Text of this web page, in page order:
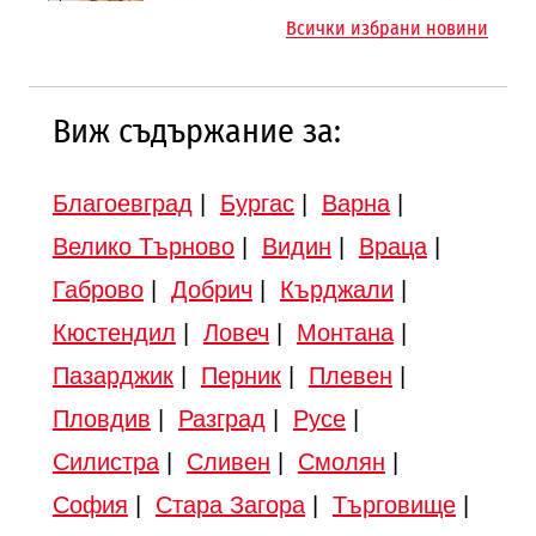
Всички избрани новини
Виж съдържание за:
Благоевград Бургас| Варна|
Велико Търново| Видин Враца|
Габрово| Добрич Кърджали
Кюстендил
Ловеч Монтана|
Пазарджик| Перник| Плевен
Пловдив
Разград Русе|
Силистра| Сливен Смолян
София
Стара Загора| Търговище|